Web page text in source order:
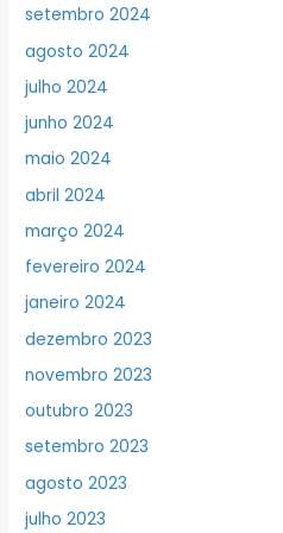
setembro 2024
agosto 2024
julho 2024
junho 2024
maio 2024
abril 2024
março 2024
fevereiro 2024
janeiro 2024
dezembro 2023
novembro 2023
outubro 2023
setembro 2023
agosto 2023
julho 2023